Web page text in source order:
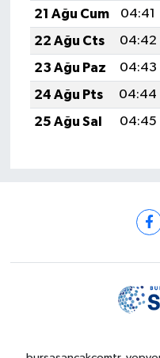
21 Ağu Cum
04:41
22 Ağu Cts
04:42
23 Ağu Paz
04:43
24 Ağu Pts
04:44
25 Ağu Sal
04:45